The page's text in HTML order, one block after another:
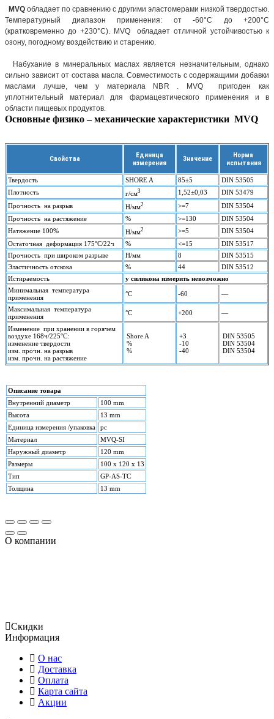
MVQ обладает по сравнению с другими эластомерами низкой твердостью.
Температурный диапазон применения: от -60°С до +200°С
(кратковременно до +230°С). MVQ обладает отличной устойчивостью к
озону, погодному воздействию и старению.
Набухание в минеральных маслах является незначительным, однако
сильно зависит от состава масла. Совместимость с содержащими добавки
маслами лучше, чем у материала NBR . MVQ пригоден как
уплотнительный материал для фармацевтического применения и в
области пищевых продуктов.
Основные физико – механические характеристики MVQ
Свойства
Единица
измерения
Значение
Норма
испытания
Твердость SHORE A 85±5
DIN 53505
Плотность
г/см3 1,52±0,03
DIN 53479
Прочность на разрыв
Н/мм2 >=7
DIN 53504
Прочность на растяжение
% >=130
DIN 53504
Натяжение 100%
Н/мм2 >=5
DIN 53504
Остаточная деформация 175°С/22ч
% <=15
DIN 53517
Прочность при широком разрыве
Н/мм 8
DIN 53515
Эластичность отскока
% 44
DIN 53512
Истираемость
у силикона измерить невозможно
Минимальная температура
применения
°С -60 —
Максимальная температура
применения
°С +200 —
Изменение при хранении в горячем
воздухе 168ч/225°С:
изменение твердости
изм. прочн. на разрыв
изм. прочн. на растяжение
Shore A
%
%
+3
-10
-40
DIN 53505
DIN 53504
DIN 53504
Описание товара
Внутренний диаметр
100 mm
Высота
13 mm
Единица измерения /упаковка
pc
Материал
MVQ-SI
Наружный диаметр
120 mm
Размеры
100 x 120 x 13
Тип
GP-AS-TC
Толщина
13 mm
О компании
Скидки
Информация
О нас
Доставка
Оплата
Карта сайта
Акции